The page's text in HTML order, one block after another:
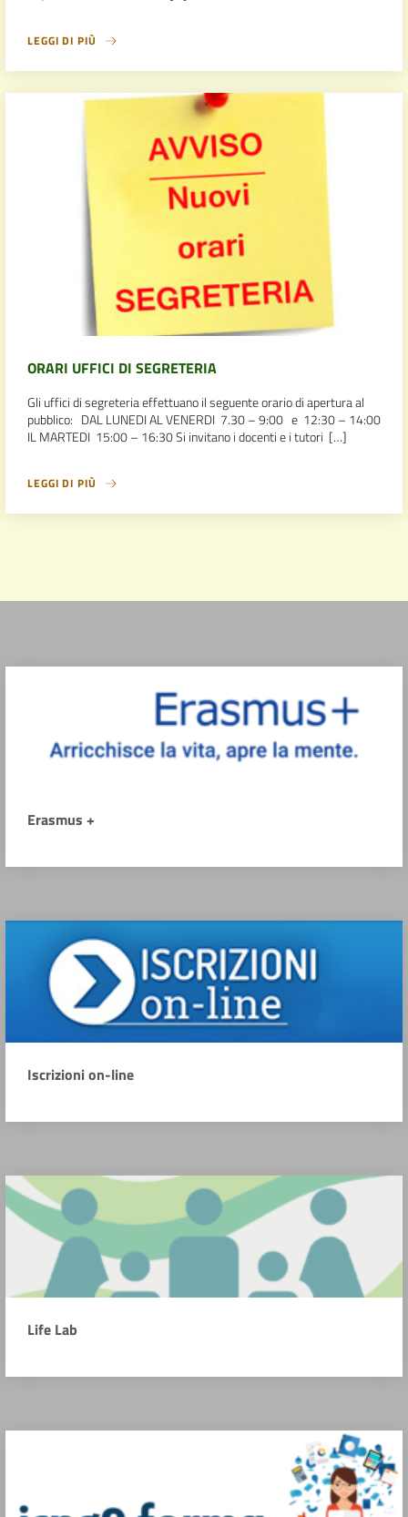
LEGGI DI PIÙ
ORARI UFFICI DI SEGRETERIA
Gli uffici di segreteria effettuano il seguente orario di apertura al
pubblico: DAL LUNEDI AL VENERDI 7.30 – 9:00 e 12:30 – 14:00
IL MARTEDI 15:00 – 16:30 Si invitano i docenti e i tutori […]
LEGGI DI PIÙ
Erasmus +
Iscrizioni on-line
Life Lab